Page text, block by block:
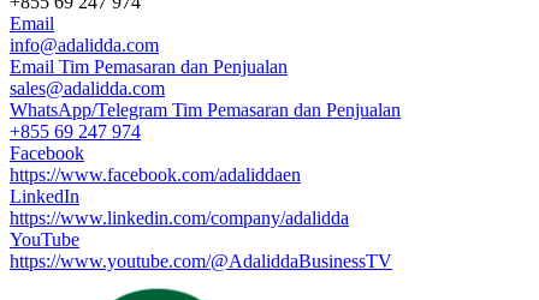
Email
info@adalidda.com
Email Tim Pemasaran dan Penjualan
sales@adalidda.com
WhatsApp/Telegram Tim Pemasaran dan Penjualan
+855 69 247 974
Facebook
https://www.facebook.com/adaliddaen
LinkedIn
https://www.linkedin.com/company/adalidda
YouTube
https://www.youtube.com/@AdaliddaBusinessTV